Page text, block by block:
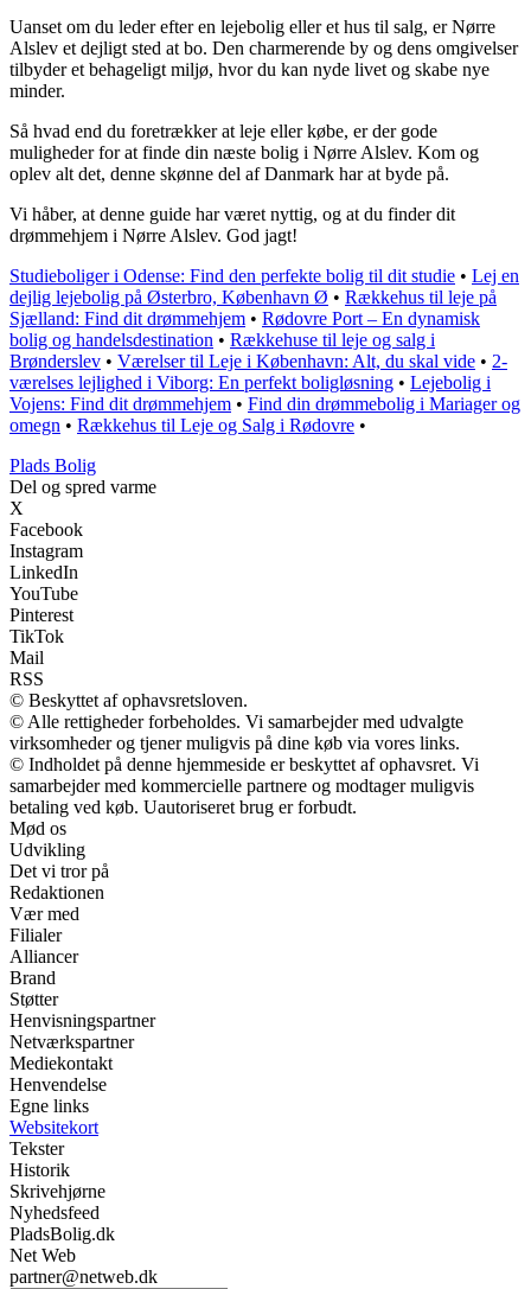
Uanset om du leder efter en lejebolig eller et hus til salg, er Nørre
Alslev et dejligt sted at bo. Den charmerende by og dens omgivelser
tilbyder et behageligt miljø, hvor du kan nyde livet og skabe nye
minder.
Så hvad end du foretrækker at leje eller købe, er der gode
muligheder for at finde din næste bolig i Nørre Alslev. Kom og
oplev alt det, denne skønne del af Danmark har at byde på.
Vi håber, at denne guide har været nyttig, og at du finder dit
drømmehjem i Nørre Alslev. God jagt!
Studieboliger i Odense: Find den perfekte bolig til dit studie • Lej en
dejlig lejebolig på Østerbro, København Ø • Rækkehus til leje på
Sjælland: Find dit drømmehjem • Rødovre Port – En dynamisk
bolig og handelsdestination • Rækkehuse til leje og salg i
Brønderslev • Værelser til Leje i København: Alt, du skal vide • 2-
værelses lejlighed i Viborg: En perfekt boligløsning • Lejebolig i
Vojens: Find dit drømmehjem • Find din drømmebolig i Mariager og
omegn • Rækkehus til Leje og Salg i Rødovre •
Plads Bolig
Del og spred varme
X
Facebook
Instagram
LinkedIn
YouTube
Pinterest
TikTok
Mail
RSS
© Beskyttet af ophavsretsloven.
© Alle rettigheder forbeholdes. Vi samarbejder med udvalgte
virksomheder og tjener muligvis på dine køb via vores links.
© Indholdet på denne hjemmeside er beskyttet af ophavsret. Vi
samarbejder med kommercielle partnere og modtager muligvis
betaling ved køb. Uautoriseret brug er forbudt.
Mød os
Udvikling
Det vi tror på
Redaktionen
Vær med
Filialer
Alliancer
Brand
Støtter
Henvisningspartner
Netværkspartner
Mediekontakt
Henvendelse
Egne links
Websitekort
Tekster
Historik
Skrivehjørne
Nyhedsfeed
PladsBolig.dk
Net Web
partner@netweb.dk